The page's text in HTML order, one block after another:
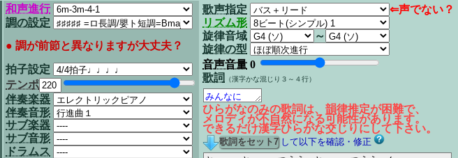
和声進行
調の設定
● 調が前節と異なりますが大丈夫？
拍子設定
テンポ
伴奏楽器
伴奏音形
サブ楽器
サブ音形
ドラムス
歌声指定
⇐声でない？
リズム形
旋律音域
～
旋律の型
音声音量 0
歌詞
（漢字かな混じり３～４行）
ひらがなのみの歌詞は、韻律推定が困難で、
メロディが不自然になる可能性があります。
できるだけ漢字ひらがな交じりにして下さい。
して以下を確認・修正